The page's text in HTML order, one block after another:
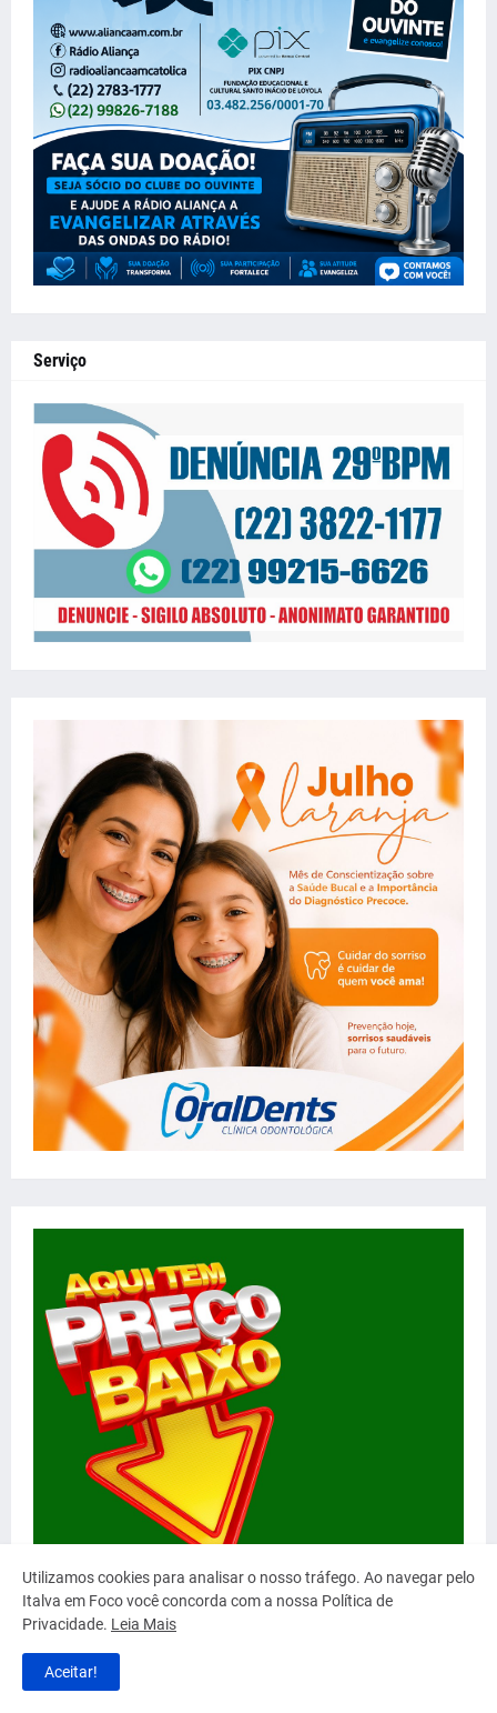
Serviço
Utilizamos cookies para analisar o nosso tráfego. Ao navegar pelo
Italva em Foco você concorda com a nossa Política de
Privacidade. Leia Mais
Aceitar!